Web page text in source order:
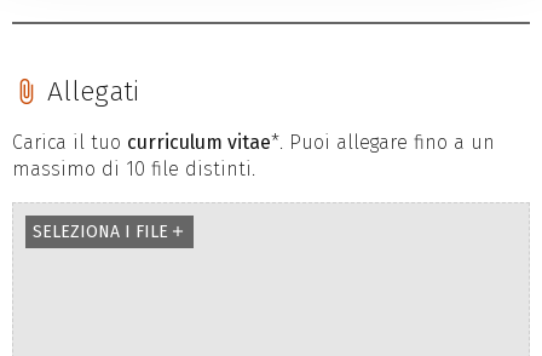
Allegati
Carica il tuo curriculum vitae*. Puoi allegare fino a un
massimo di 10 file distinti.
SELEZIONA I FILE add